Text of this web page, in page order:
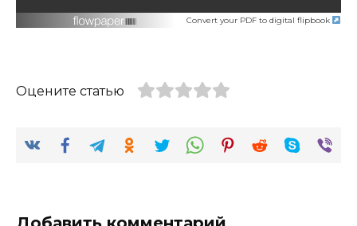
Convert your PDF to digital flipbook
Оцените статью